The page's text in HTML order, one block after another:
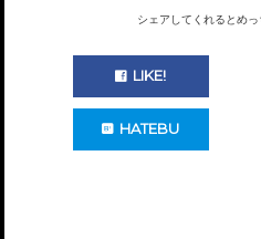
シェアしてくれるとめっ
LIKE!
HATEBU